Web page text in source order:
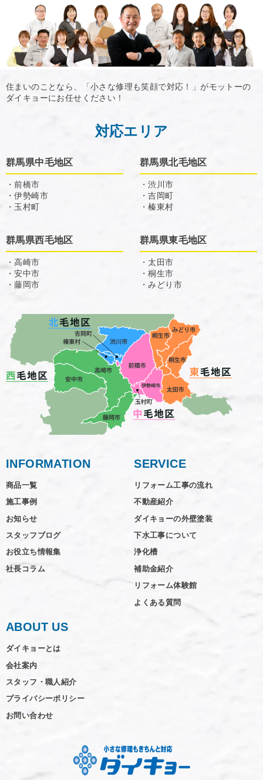
住まいのことなら、「小さな修理も笑顔で対応！」がモットーの
ダイキョーにお任せください！
対応エリア
群馬県中毛地区
・前橋市
・伊勢崎市
・玉村町
群馬県北毛地区
・渋川市
・吉岡町
・榛東村
群馬県西毛地区
・高崎市
・安中市
・藤岡市
群馬県東毛地区
・太田市
・桐生市
・みどり市
INFORMATION
商品一覧
施工事例
お知らせ
スタッフブログ
お役立ち情報集
社長コラム
SERVICE
リフォーム工事の流れ
不動産紹介
ダイキョーの外壁塗装
下水工事について
浄化槽
補助金紹介
リフォーム体験館
よくある質問
ABOUT US
ダイキョーとは
会社案内
スタッフ・職人紹介
プライバシーポリシー
お問い合わせ